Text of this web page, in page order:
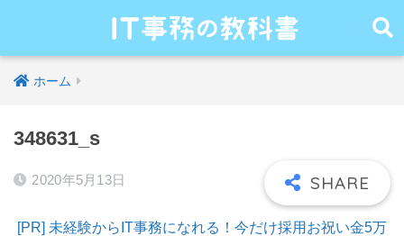
ホーム
348631_s
2020年5月13日
[PR] 未経験からIT事務になれる！今だけ採用お祝い金5万